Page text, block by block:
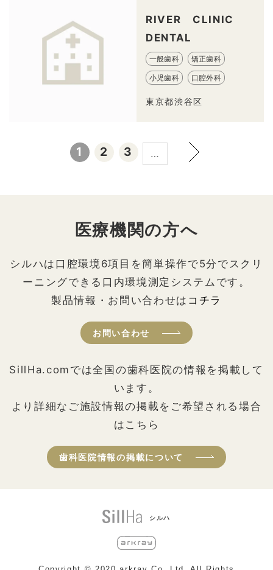
RIVER CLINIC
DENTAL
一般歯科 矯正歯科
小児歯科 口腔外科
東京都渋谷区
1 2 3 …
医療機関の方へ
シルハは口腔環境6項目を簡単操作で5分でスクリ
ーニングできる口内環境測定システムです。
製品情報・お問い合わせは コチラ
お問い合わせ
SillHa.comでは全国の歯科医院の情報を掲載して
います。
より詳細なご施設情報の掲載をご希望される場合
はこちら
歯科医院情報の掲載について
シルハ